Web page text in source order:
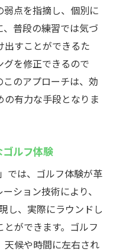
点を指摘し、個別に
普段の練習では気づ
出すことができるた
を修正できるので
のアプローチは、効
有力な手段となりま
ルフ体験
では、ゴルフ体験が革
ション技術により、
し、実際にラウンドし
ができます。ゴルフ
天候や時間に左右され